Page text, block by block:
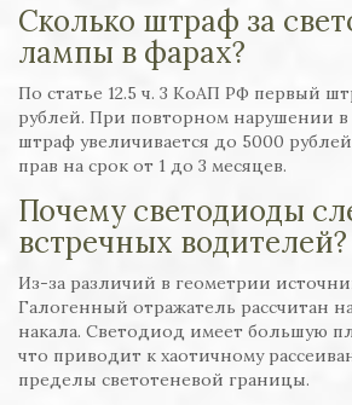
Сколько штраф за
лампы в фарах?
По статье 12.5 ч. 3 КоАП РФ первый
рублей. При повторном нарушении в
штраф увеличивается до 5000
прав на срок от 1 до 3 месяцев.
Почему светодиоды
встречных водителей?
Из-за различий в геометрии
Галогенный отражатель рассчитан
накала. Светодиод имеет большую
что приводит к хаотичному
пределы светотеневой границы.